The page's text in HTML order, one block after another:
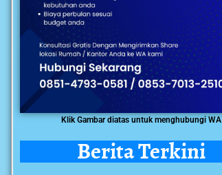
Klik Gambar diatas untuk menghubungi WA
Berita Terkini